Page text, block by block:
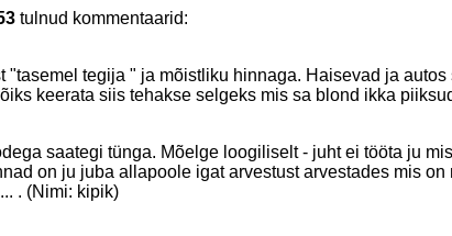
tulnud kommentaarid:
"tasemel tegija " ja mõistliku hinnaga. Haisevad ja
keerata siis tehakse selgeks mis sa blond ikka
saategi tünga. Mõelge loogiliselt - juht ei tööta ju
on ju juba allapoole igat arvestust arvestades mis
. (Nimi: kipik)